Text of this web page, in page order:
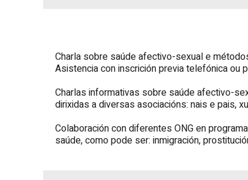
Charla sobre saúde afectivo-sexual e
Asistencia con inscrición previa telefónica ou
Charlas informativas sobre saúde afectivo-
dirixidas a diversas asociacións: nais e pais,
Colaboración con diferentes ONG en
saúde, como pode ser: inmigración,